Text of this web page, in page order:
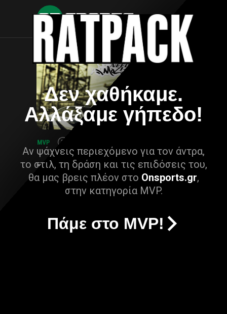
Δεν χαθήκαμε.
Αλλάξαμε γήπεδο!
Αν ψάχνεις περιεχόμενο για τον άντρα,
το στιλ, τη δράση και τις επιδόσεις του,
θα μας βρεις πλέον στο Onsports.gr,
στην κατηγορία MVP.
Πάμε στο MVP!